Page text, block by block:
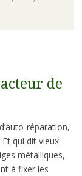
de
réparation,
qui dit vieux
métalliques,
à fixer les